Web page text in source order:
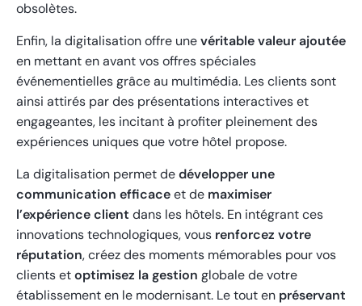
obsolètes.
Enfin, la digitalisation offre unevéritable valeur ajoutée
en mettant en avant vos offres spéciales
événementielles grâce au multimédia. Les clients sont
ainsi attirés par des présentations interactives et
engageantes, les incitant à profiter pleinement des
expériences uniques que votre hôtel propose.
La digitalisation permet dedévelopper une
communication efficaceet de maximiser
l’expérience client dans les hôtels. En intégrant ces
innovations technologiques, vous renforcez votre
réputation, créez des moments mémorables pour vos
clients etoptimisez la gestion globale de votre
établissement en le modernisant. Le tout en préservant